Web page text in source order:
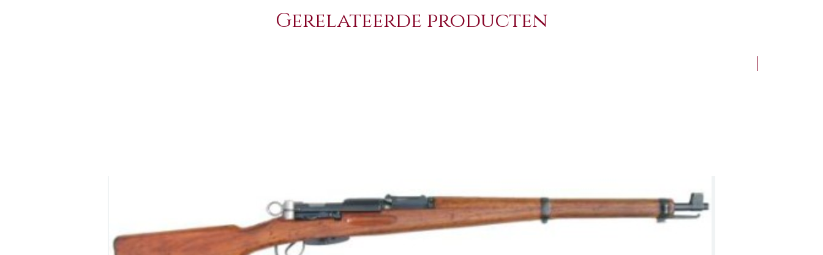
Gerelateerde producten